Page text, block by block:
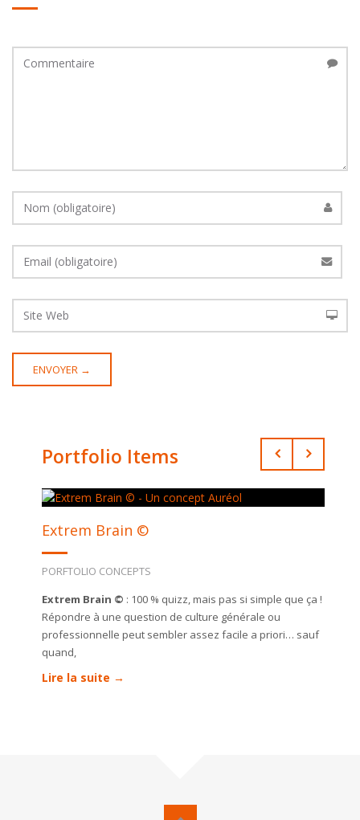
Portfolio Items
Extrem Brain ©
PORFTOLIO CONCEPTS
Extrem Brain © : 100 % quizz, mais pas si simple que ça !
Répondre à une question de culture générale ou
professionnelle peut sembler assez facile a priori… sauf
quand,
Lire la suite →